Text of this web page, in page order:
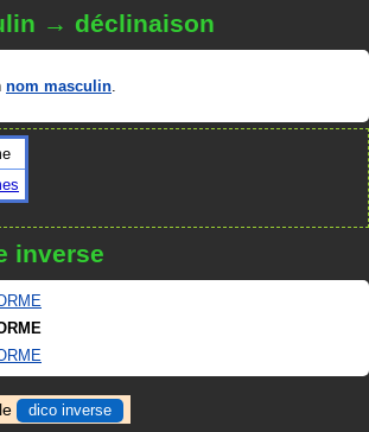
→ déclinaison
nom masculin.
inverse
dico inverse